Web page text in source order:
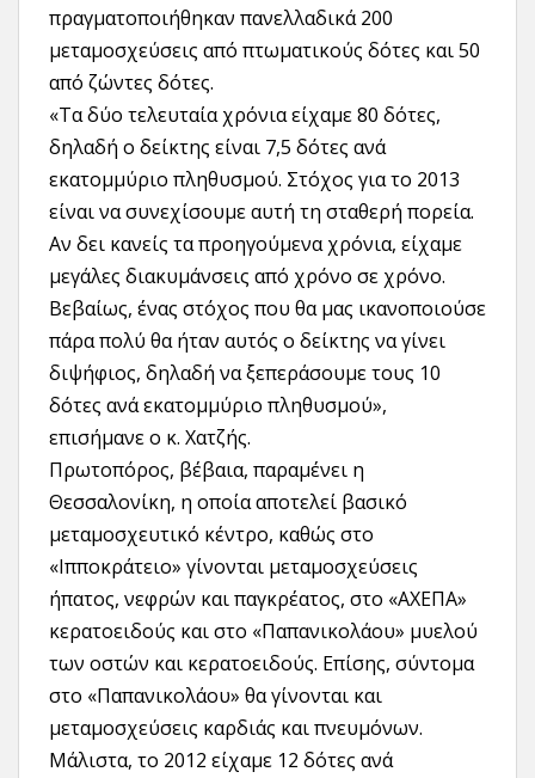
πραγματοποιήθηκαν πανελλαδικά 200
μεταμοσχεύσεις από πτωματικούς δότες και 50
από ζώντες δότες.
«Τα δύο τελευταία χρόνια είχαμε 80 δότες,
δηλαδή ο δείκτης είναι 7,5 δότες ανά
εκατομμύριο πληθυσμού. Στόχος για το 2013
είναι να συνεχίσουμε αυτή τη σταθερή πορεία.
Αν δει κανείς τα προηγούμενα χρόνια, είχαμε
μεγάλες διακυμάνσεις από χρόνο σε χρόνο.
Βεβαίως, ένας στόχος που θα μας ικανοποιούσε
πάρα πολύ θα ήταν αυτός ο δείκτης να γίνει
διψήφιος, δηλαδή να ξεπεράσουμε τους 10
δότες ανά εκατομμύριο πληθυσμού»,
επισήμανε ο κ. Χατζής.
Πρωτοπόρος, βέβαια, παραμένει η
Θεσσαλονίκη, η οποία αποτελεί βασικό
μεταμοσχευτικό κέντρο, καθώς στο
«Ιπποκράτειο» γίνονται μεταμοσχεύσεις
ήπατος, νεφρών και παγκρέατος, στο «ΑΧΕΠΑ»
κερατοειδούς και στο «Παπανικολάου» μυελού
των οστών και κερατοειδούς. Επίσης, σύντομα
στο «Παπανικολάου» θα γίνονται και
μεταμοσχεύσεις καρδιάς και πνευμόνων.
Μάλιστα, το 2012 είχαμε 12 δότες ανά